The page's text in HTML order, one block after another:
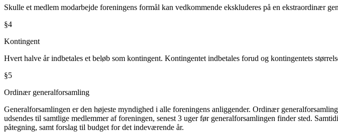
Skulle et medlem modarbejde foreningens formål kan vedkommende ekskluderes på en ekstraordinær
§4
Kontingent
Hvert halve år indbetales et beløb som kontingent. Kontingentet indbetales forud og kontingentets
§5
Ordinær generalforsamling
Generalforsamlingen er den højeste myndighed i alle foreningens anliggender. Ordinær
udsendes til samtlige medlemmer af foreningen, senest 3 uger før generalforsamlingen finder sted.
påtegning, samt forslag til budget for det indeværende år.